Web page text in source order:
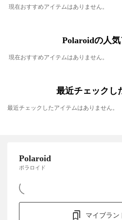
現在おすすめアイテムはありません。
Polaroidの人
現在おすすめアイテムはありません。
最近チェックし
最近チェックしたアイテムはありません。
Polaroid
ポラロイド
マイブラン